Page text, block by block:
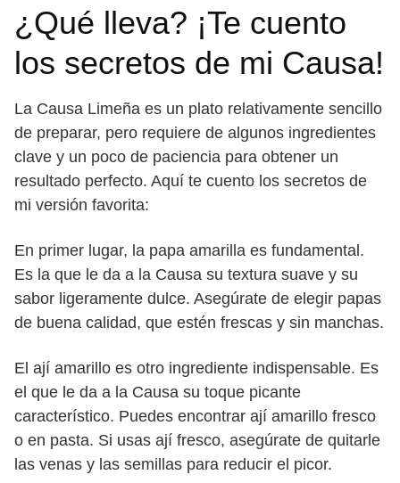
¿Qué lleva? ¡Te cuento
los secretos de mi Causa!
La Causa Limeña es un plato relativamente sencillo
de preparar, pero requiere de algunos ingredientes
clave y un poco de paciencia para obtener un
resultado perfecto. Aquí te cuento los secretos de
mi versión favorita:
En primer lugar, la papa amarilla es fundamental.
Es la que le da a la Causa su textura suave y su
sabor ligeramente dulce. Asegúrate de elegir papas
de buena calidad, que estén frescas y sin manchas.
El ají amarillo es otro ingrediente indispensable. Es
el que le da a la Causa su toque picante
característico. Puedes encontrar ají amarillo fresco
o en pasta. Si usas ají fresco, asegúrate de quitarle
las venas y las semillas para reducir el picor.